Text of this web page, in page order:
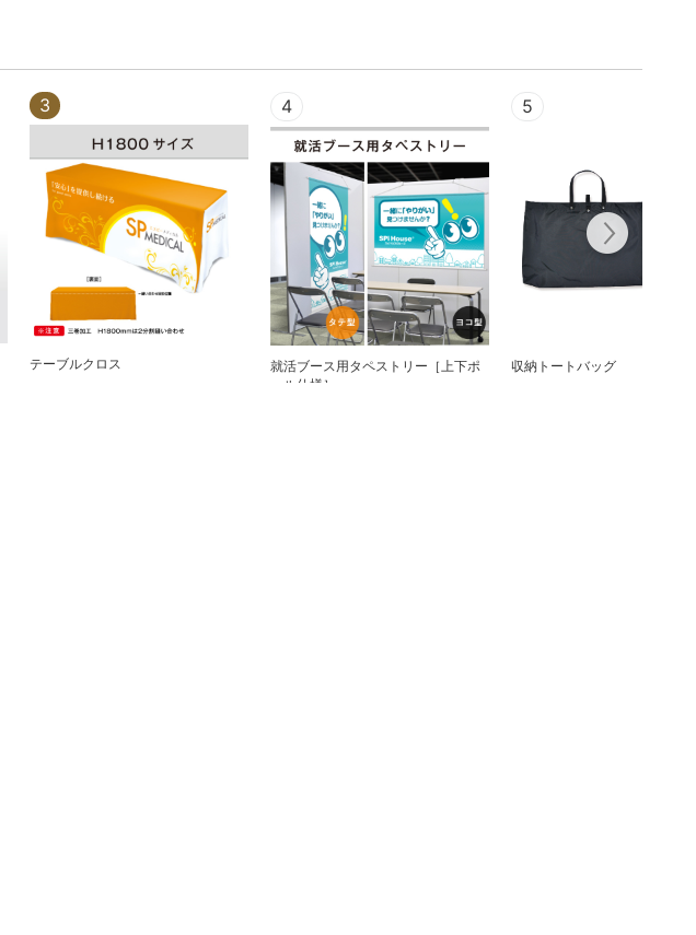
3
テーブルクロス
4
就活ブース用タペストリー［上下ポ
ール仕様］
5
収納トートバッグ